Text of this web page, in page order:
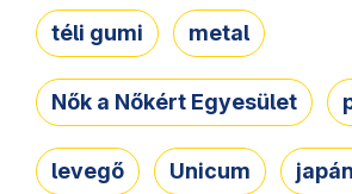
téli gumi metal
Nők a Nőkért Egyesület
levegő Unicum